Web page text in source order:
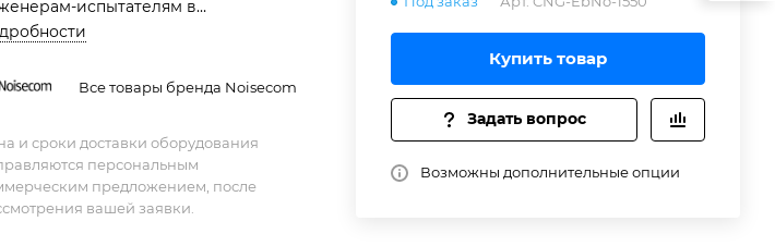
Купить товар
Задать вопрос
Возможны дополнительные опции
испытателям в
PCS, спутниковой и военной
инструмент для
счет автоматизированного
а также повышенную
в повторяемости и
полученных результатов.<br>
Все товары бренда Noisecom
и сроки доставки оборудования
персональным
предложением, после
вашей заявки.